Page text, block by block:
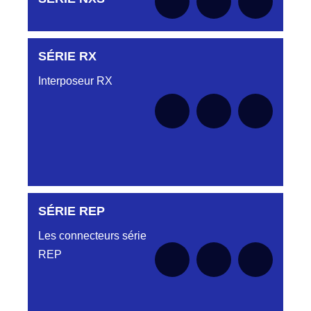
le moment
Aucune pièce disponible pour cette série pour
SÉRIE RX
Interposeur RX
Aucune pièce disponible pour cette série pour
SÉRIE REP
Les connecteurs série
REP